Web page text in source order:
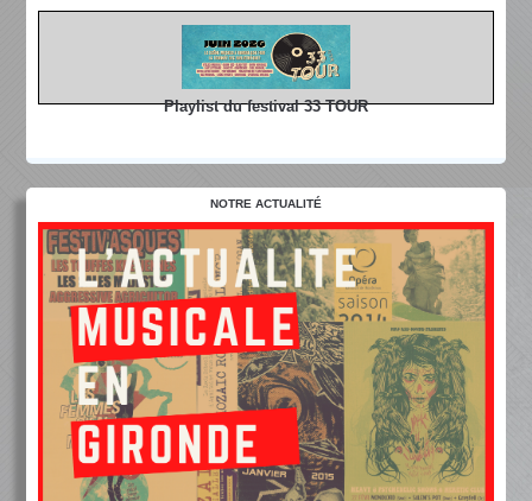
Playlist du festival 33 TOUR
NOTRE ACTUALITÉ